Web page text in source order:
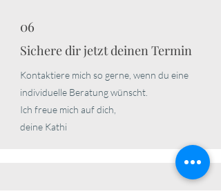
06
Sichere dir jetzt deinen Termin
Kontaktiere mich so gerne, wenn du eine
individuelle Beratung wünscht.
Ich freue mich auf dich,
deine Kathi